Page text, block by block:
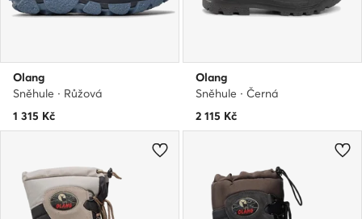
Olang
Sněhule · Růžová
1 315 Kč
Olang
Sněhule · Černá
2 115 Kč